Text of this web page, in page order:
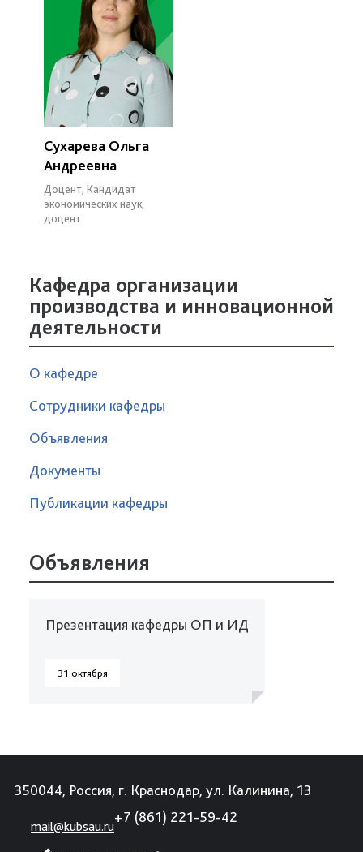
Сухарева Ольга
Андреевна
Доцент, Кандидат
экономических наук,
доцент
Кафедра организации
производства и инновационной
деятельности
О кафедре
Сотрудники кафедры
Объявления
Документы
Публикации кафедры
Объявления
Презентация кафедры ОП и ИД
31 октября
350044, Россия, г. Краснодар, ул. Калинина, 13
mail@kubsau.ru
+7 (861) 221-59-42